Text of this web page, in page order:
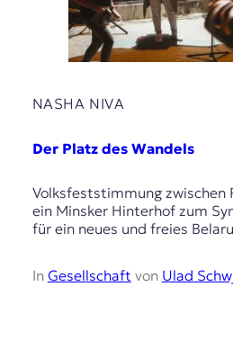
NASHA NIVA
Der Platz des Wandels
Volksfeststimmung
ein Minsker Hinterhof zum
für ein neues und freies
In Gesellschaft von Ulad